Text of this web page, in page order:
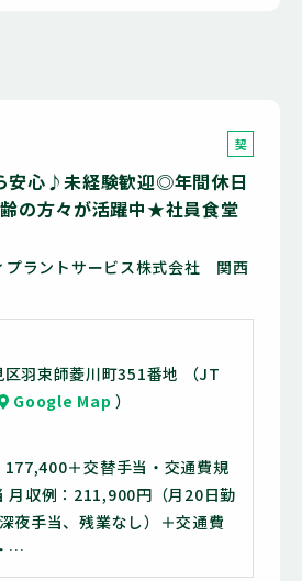
契
社
員
安心♪未経験歓迎◎年間休日
の方々が活躍中★社員食堂
プラントサービス株式会社 関西
区羽束師菱川町351番地 （JT
Google Map ）
177,400＋交替手当・交通費規
月収例：211,900円（月20日勤
夜手当、残業なし）＋交通費
…